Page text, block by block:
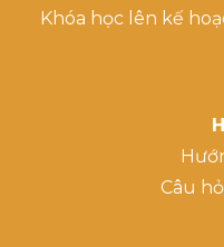
Khóa học lên kế
Câu